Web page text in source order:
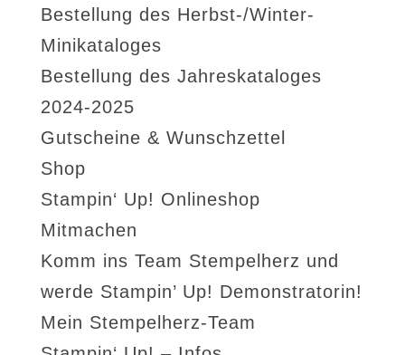
Bestellung des Herbst-/Winter-
Minikataloges
Bestellung des Jahreskataloges
2024-2025
Gutscheine & Wunschzettel
Shop
Stampin‘ Up! Onlineshop
Mitmachen
Komm ins Team Stempelherz und
werde Stampin’ Up! Demonstratorin!
Mein Stempelherz-Team